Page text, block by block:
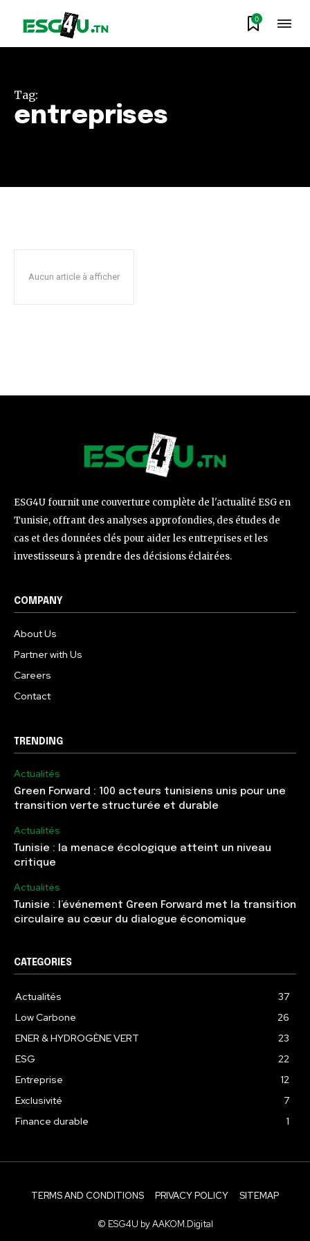
0
Tag:
entreprises
Aucun article à afficher
ESG4U fournit une couverture complète de l'actualité ESG en
Tunisie, offrant des analyses approfondies, des études de
cas et des données clés pour aider les entreprises et les
investisseurs à prendre des décisions éclairées.
COMPANY
About Us
Partner with Us
Careers
Contact
TRENDING
Actualités
Green Forward : 100 acteurs tunisiens unis pour une
transition verte structurée et durable
Actualités
Tunisie : la menace écologique atteint un niveau
critique
Actualités
Tunisie : l’événement Green Forward met la transition
circulaire au cœur du dialogue économique
CATEGORIES
Actualités
37
Low Carbone
26
ENER & HYDROGÈNE VERT
23
ESG
22
Entreprise
12
Exclusivité
7
Finance durable
1
TERMS AND CONDITIONS PRIVACY POLICY SITEMAP
© ESG4U by AAKOM.Digital